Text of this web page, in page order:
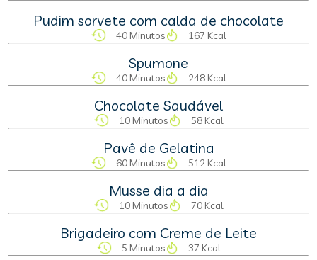
Pudim sorvete com calda de chocolate
40 Minutos 167 Kcal
Spumone
40 Minutos 248 Kcal
Chocolate Saudável
10 Minutos 58 Kcal
Pavê de Gelatina
60 Minutos 512 Kcal
Musse dia a dia
10 Minutos 70 Kcal
Brigadeiro com Creme de Leite
5 Minutos 37 Kcal